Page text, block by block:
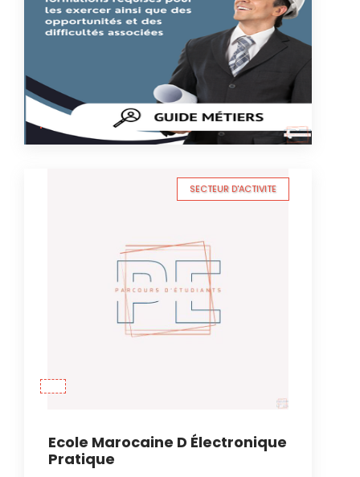
SECTEUR D'ACTIVITE
Ecole Marocaine D Électronique
Pratique